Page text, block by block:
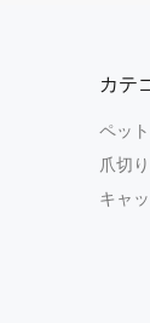
カテ
ペッ
爪切
キャ